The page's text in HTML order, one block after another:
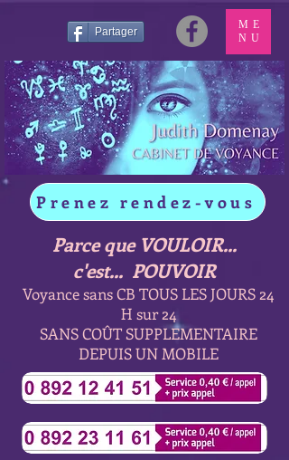
Partager
Prenez rendez-vous
Parce que VOULOIR...
c'est... POUVOIR
Voyance sans CB TOUS LES JOURS 24
H sur 24
SANS COÛT SUPPLEMENTAIRE
DEPUIS UN MOBILE
ME
NU